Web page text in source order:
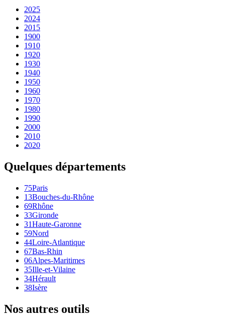
2025
2024
2015
1900
1910
1920
1930
1940
1950
1960
1970
1980
1990
2000
2010
2020
Quelques départements
75Paris
13Bouches-du-Rhône
69Rhône
33Gironde
31Haute-Garonne
59Nord
44Loire-Atlantique
67Bas-Rhin
06Alpes-Maritimes
35Ille-et-Vilaine
34Hérault
38Isère
Nos autres outils